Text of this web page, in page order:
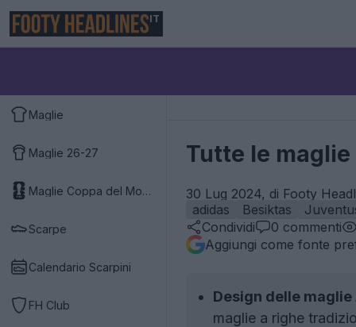
IT
Maglie
Maglie 26-27
Maglie Coppa del Mondo 2026
Scarpe
Calendario Scarpini
FH Club
Tutte le
30 Lug 2024, di Footy
adidas
Besiktas
Condividi
0 commenti
Aggiungi come fonte
Design delle
maglie a righe